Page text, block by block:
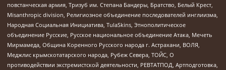
повстанческая армия, Тризуб им. Степана Бандеры, Братство, Белый Крест,
Misanthropic division, Религиозное объединение последователей инглиизма,
Народная Социальная Инициатива, TulaSkins, Этнополитическое
объединение Русские, Русское национальное объединение Атака, Мечеть
Мирмамеда, Община Коренного Русского народа г. Астрахани, ВОЛЯ,
Меджлис крымскотатарского народа, Рубеж Севера, ТОЙС, О
противодействии экстремистской деятельности, РЕВТАТПОД, Артподготовка,